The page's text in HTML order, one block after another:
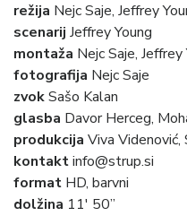
režija Nejc Saje, Jeffrey
scenarij Jeffrey Young
montaža Nejc Saje, Jeffrey
fotografija Nejc Saje
zvokSašo Kalan
glasba Davor Herceg,
produkcija Viva Videnović,
kontaktinfo@strup.si
format HD, barvni
dolžina 11′ 50”